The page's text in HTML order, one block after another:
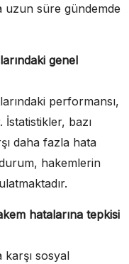
uzun süre gündemde
genel
performansı,
bazı
daha fazla hata
hakemlerin
hatalarına tepkisi
karşı sosyal